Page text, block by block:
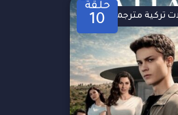
حلقة
10 تركية مترجمة